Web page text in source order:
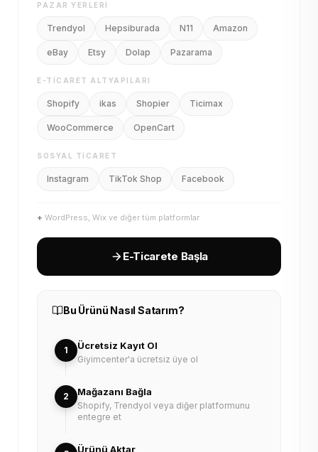
PAZAR YERLERI
Trendyol Hepsiburada N11 Amazon
eBay Etsy Dolap Pazarama
E-TICARET ALTYAPILARI
Shopify ikas Shopier Ticimax
WooCommerce OpenCart
SOSYAL TICARET
Instagram TikTok Shop Facebook
+ WordPress, Wix ve diğer tüm platformlar
E-Ticarete Başla
Bu Ürünü Nasıl Satarım?
1 Ücretsiz Kayıt Ol
Giyimcenter'a ücretsiz üye ol
2 Mağazanı Bağla
Shopify, Trendyol veya diğer platformunu
entegre et
Ürünü Aktar